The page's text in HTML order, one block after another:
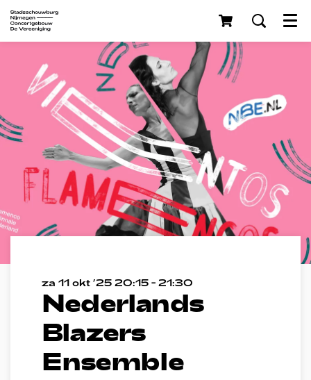
Menu
Nederlands
Blazers
Ensemble
za 11 okt ’25 20:15 - 21:30
Inzoomen